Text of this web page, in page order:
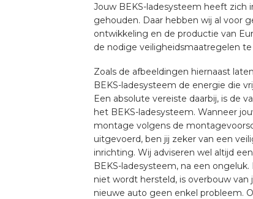
Jouw BEKS-ladesysteem heeft zich
gehouden. Daar hebben wij al voor
ontwikkeling en de productie van
de nodige veiligheidsmaatregelen
Zoals de afbeeldingen hiernaast
BEKS-ladesysteem de energie die
Een absolute vereiste daarbij, is de
het BEKS-ladesysteem. Wanneer
montage volgens de
uitgevoerd, ben jij zeker van een
inrichting. Wij adviseren wel altijd
BEKS-ladesysteem, na een
niet wordt hersteld, is overbouw van
nieuwe auto geen enkel probleem.